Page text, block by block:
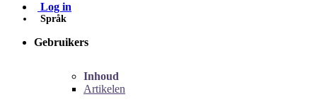
Log in
Språk
Gebruikers
Inhoud
Artikelen